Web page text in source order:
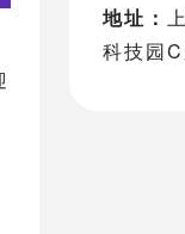
地址：
科技园